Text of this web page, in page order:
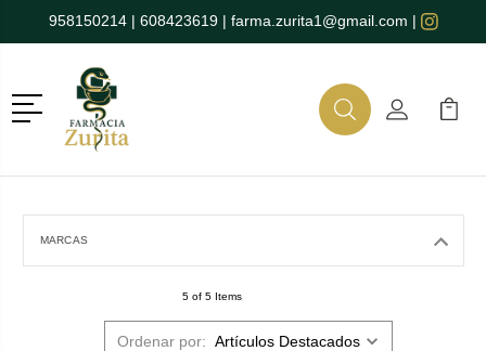
958150214| 608423619| farma.zurita1@gmail.com |
Menú
BuscarMi Cuenta
Mi
MARCAS
5 of 5 Items
Ordenar por: